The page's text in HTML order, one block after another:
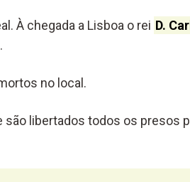
À chegada a Lisboa o rei D.
no local.
são libertados todos os presos